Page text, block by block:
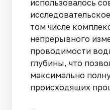
использовалось
том числе
непрерывного
проводимости
глубины, что
максимально
происходящих